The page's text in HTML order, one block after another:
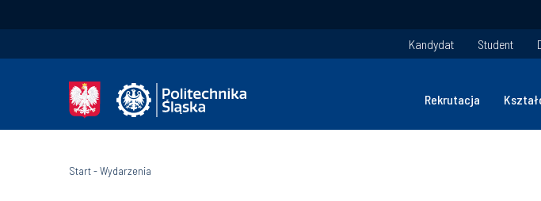
Kandydat
Student
Rekrutacja
Start-Wydarzenia